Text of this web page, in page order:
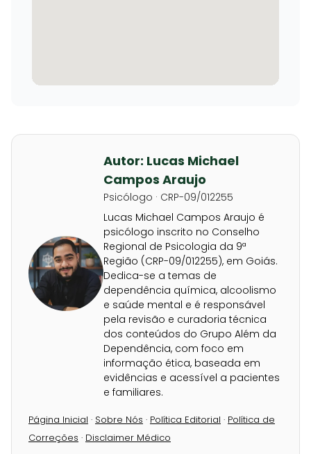
Autor: Lucas Michael
Campos Araujo
Psicólogo · CRP-09/012255
Lucas Michael Campos Araujo é
psicólogo inscrito no Conselho
Regional de Psicologia da 9ª
Região (CRP-09/012255), em Goiás.
Dedica-se a temas de
dependência química, alcoolismo
e saúde mental e é responsável
pela revisão e curadoria técnica
dos conteúdos do Grupo Além da
Dependência, com foco em
informação ética, baseada em
evidências e acessível a pacientes
e familiares.
Página Inicial · Sobre Nós · Política Editorial · Política de
Correções · Disclaimer Médico